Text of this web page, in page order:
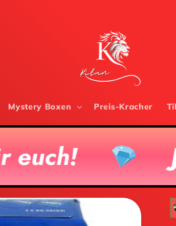
Mystery Boxen Preis-Kracher
Jede 50ste